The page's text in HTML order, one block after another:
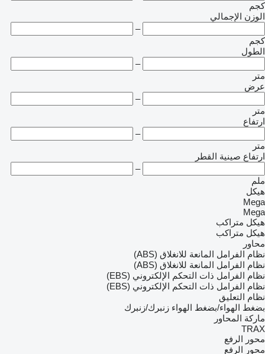
كجم
الوزن الإجمالي
–
كجم
الطول
–
متر
عرض
–
متر
ارتفاع
–
متر
ارتفاع صينية القطر
–
ملم
هيكل
Mega
Mega
هيكل متراكب
هيكل متراكب
محاور
نظام الفرامل المانعة للانغلاق (ABS)
نظام الفرامل المانعة للانغلاق (ABS)
نظام الفرامل ذات التحكم الإلكتروني (EBS)
نظام الفرامل ذات التحكم الإلكتروني (EBS)
نظام التعليق
بضغط الهواء/بضغط الهواء زنبرك/زنبرك
ماركة المحاور
TRAX
محور الرفع
محور الرفع